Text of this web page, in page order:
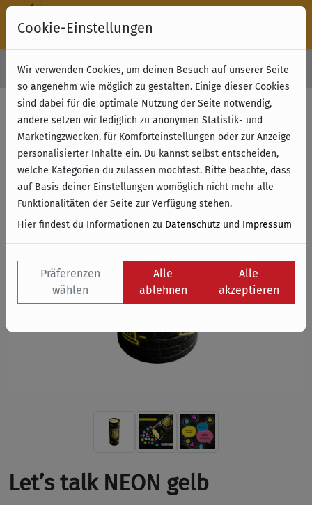
Kostenloser Versand & Retoure ab 49 € (innerhalb Deutschlands)
Let’s talk NEON gelb
Cookie-Einstellungen
Wir verwenden Cookies, um deinen Besuch auf unserer Seite
so angenehm wie möglich zu gestalten. Einige dieser Cookies
sind dabei für die optimale Nutzung der Seite notwendig,
andere setzen wir lediglich zu anonymen Statistik- und
Marketingzwecken, für Komforteinstellungen oder zur Anzeige
personalisierter Inhalte ein. Du kannst selbst entscheiden,
welche Kategorien du zulassen möchtest. Bitte beachte, dass
auf Basis deiner Einstellungen womöglich nicht mehr alle
Funktionalitäten der Seite zur Verfügung stehen.
Hier findest du Informationen zu Datenschutz und Impressum
Präferenzen
wählen
Alle
ablehnen
Alle
akzeptieren